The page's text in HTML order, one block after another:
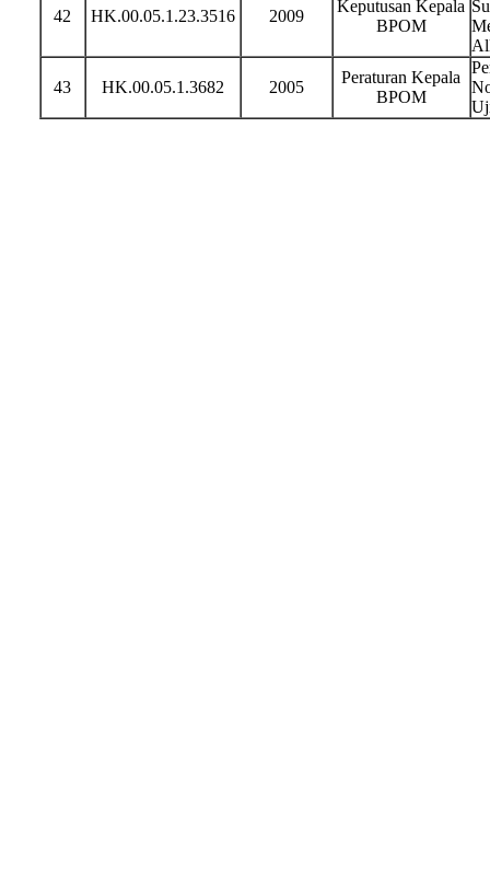
42 HK.00.05.1.23.3516 2009
Keputusan Kepala
BPOM
43 HK.00.05.1.3682 2005
Peraturan Kepala
BPOM